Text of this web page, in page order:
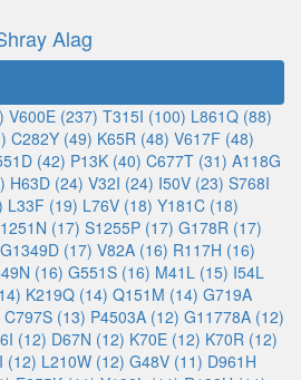
Alag
V600E (237) T315I (100) L861Q (88)
C282Y (49) K65R (48) V617F (48)
(42) P13K (40) C677T (31) A118G
H63D (24) V32I (24) I50V (23) S768I
L33F (19) L76V (18) Y181C (18)
(17) S1255P (17) G178R (17)
G1349D (17) V82A (16) R117H (16)
(16) G551S (16) M41L (15) I54L
K219Q (14) Q151M (14) G719A
C797S (13) P4503A (12) G11778A (12)
(12) D67N (12) K70E (12) K70R (12)
(12) L210W (12) G48V (11) D961H